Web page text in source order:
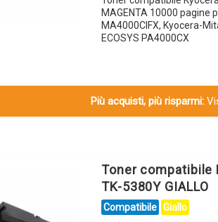
MAGENTA 10000 pagine
MA4000CIFX, Kyocera-
ECOSYS PA4000CX
Più acquisti, più risparmi:
Toner compatibile
TK-5380Y GIALLO
Compatibile Giallo